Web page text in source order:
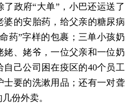
政府“大单”，小巴还运送了
婆的安胎药，给父亲的糖尿病
药”字样的包裹；三单小孩奶
姥、姥爷，一位父亲和一位奶
己公司困在疫区的40个员工
士要的洗漱用品；还有一对聋
份外卖。